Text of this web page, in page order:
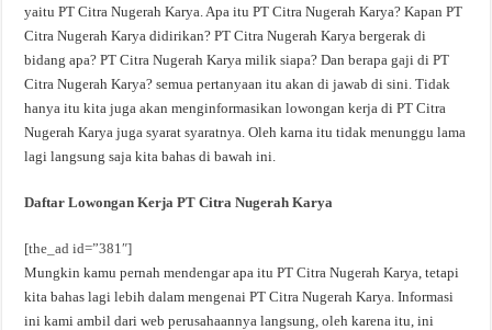
yaitu PT Citra Nugerah Karya. Apa itu PT Citra Nugerah Karya? Kapan PT
Citra Nugerah Karya didirikan? PT Citra Nugerah Karya bergerak di
bidang apa? PT Citra Nugerah Karya milik siapa? Dan berapa gaji di PT
Citra Nugerah Karya? semua pertanyaan itu akan di jawab di sini. Tidak
hanya itu kita juga akan menginformasikan lowongan kerja di PT Citra
Nugerah Karya juga syarat syaratnya. Oleh karna itu tidak menunggu lama
lagi langsung saja kita bahas di bawah ini.
Daftar Lowongan Kerja PT Citra Nugerah Karya
[the_ad id=”381″]
Mungkin kamu pernah mendengar apa itu PT Citra Nugerah Karya, tetapi
kita bahas lagi lebih dalam mengenai PT Citra Nugerah Karya. Informasi
ini kami ambil dari web perusahaannya langsung, oleh karena itu, ini